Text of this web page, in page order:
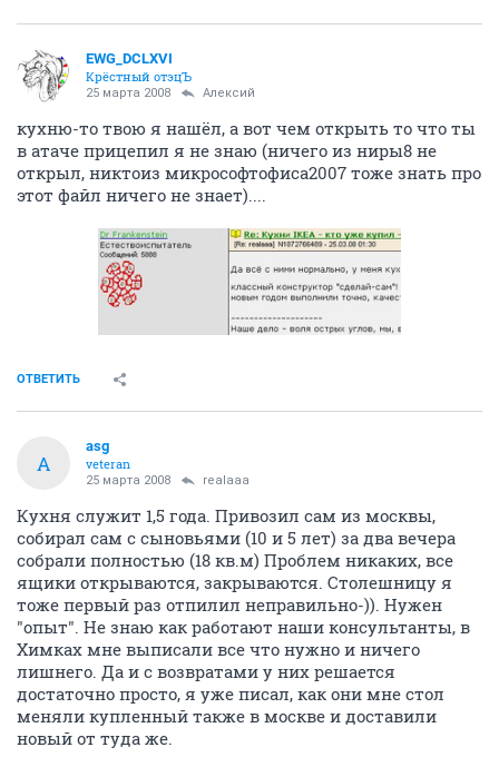
EWG_DCLXVI
Крёстный отэцЪ
25 марта 2008 Алексий
кухню-то твою я нашёл, а вот чем открыть то что ты
в атаче прицепил я не знаю (ничего из ниры8 не
открыл, никтоиз микрософтофиса2007 тоже знать про
этот файл ничего не знает)....
ОТВЕТИТЬ
A
asg
veteran
25 марта 2008 realaaa
Кухня служит 1,5 года. Привозил сам из москвы,
собирал сам с сыновьями (10 и 5 лет) за два вечера
собрали полностью (18 кв.м) Проблем никаких, все
ящики открываются, закрываются. Столешницу я
тоже первый раз отпилил неправильно-)). Нужен
"опыт". Не знаю как работают наши консультанты, в
Химках мне выписали все что нужно и ничего
лишнего. Да и с возвратами у них решается
достаточно просто, я уже писал, как они мне стол
меняли купленный также в москве и доставили
новый от туда же.